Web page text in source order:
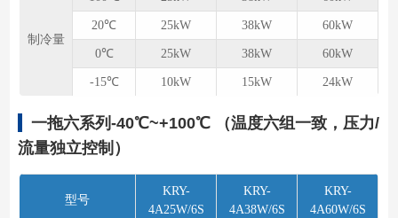
制冷量
20℃ 25kW 38kW 60kW
0℃ 25kW 38kW 60kW
-15℃ 10kW 15kW 24kW
一拖六系列-40℃~+100℃ （温度六组⼀致，压力/
流量独立控制）
型号
KRY-
4A25W/6S
KRY-
4A38W/6S
KRY-
4A60W/6S